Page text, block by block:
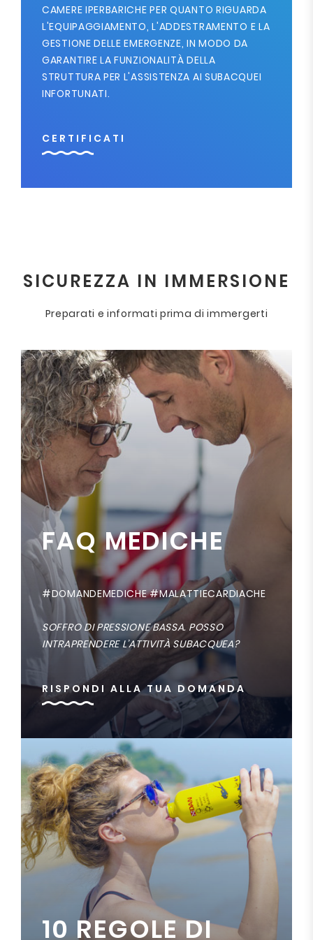
CAMERE IPERBARICHE PER QUANTO RIGUARDA
L'EQUIPAGGIAMENTO, L'ADDESTRAMENTO E LA
GESTIONE DELLE EMERGENZE, IN MODO DA
GARANTIRE LA FUNZIONALITÀ DELLA
STRUTTURA PER L'ASSISTENZA AI SUBACQUEI
INFORTUNATI.
CERTIFICATI
SICUREZZA IN IMMERSIONE
Preparati e informati prima di immergerti
FAQ MEDICHE
#DOMANDEMEDICHE #MALATTIECARDIACHE
SOFFRO DI PRESSIONE BASSA. POSSO
INTRAPRENDERE L’ATTIVITÀ SUBACQUEA?
RISPONDI ALLA TUA DOMANDA
10 REGOLE DI